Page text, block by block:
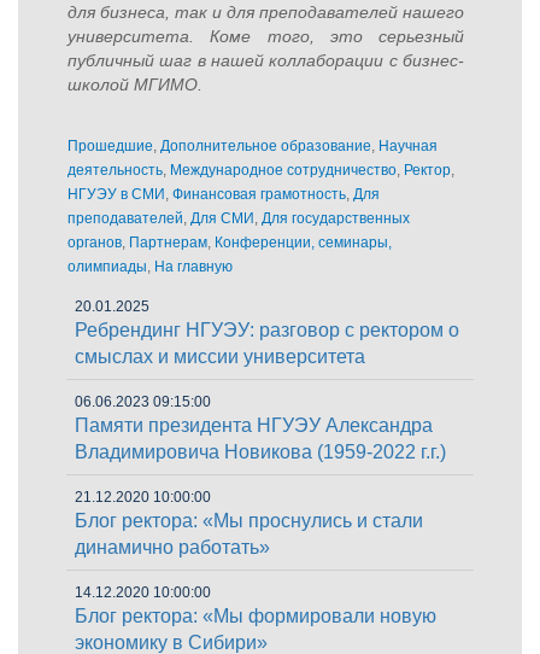
для бизнеса, так и для преподавателей нашего
университета. Коме того, это серьезный
публичный шаг в нашей коллаборации с бизнес-
школой МГИМО.
Прошедшие Дополнительное образование Научная
деятельность Международное сотрудничество Ректор
НГУЭУ в СМИ Финансовая грамотность Для
преподавателей Для СМИ Для государственных
органов Партнерам Конференции, семинары,
олимпиады На главную
20.01.2025
Ребрендинг НГУЭУ: разговор с ректором о
смыслах и миссии университета
06.06.2023 09:15:00
Памяти президента НГУЭУ Александра
Владимировича Новикова (1959-2022 г.г.)
21.12.2020 10:00:00
Блог ректора: «Мы проснулись и стали
динамично работать»
14.12.2020 10:00:00
Блог ректора: «Мы формировали новую
экономику в Сибири»